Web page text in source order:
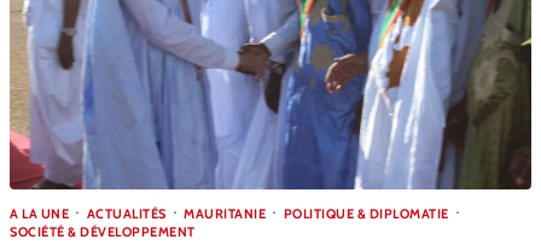
A LA UNE ACTUALITÉS MAURITANIE
POLITIQUE & DIPLOMATIE
SOCIÉTÉ & DÉVELOPPEMENT